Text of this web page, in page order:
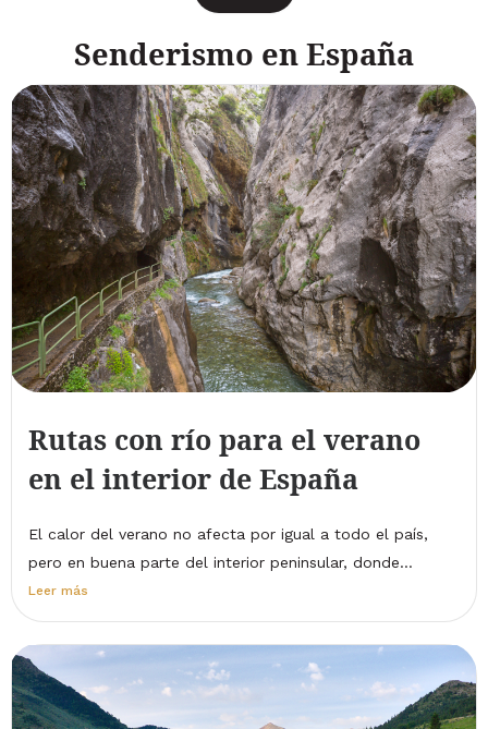
Senderismo en España
Rutas con río para el verano
en el interior de España
El calor del verano no afecta por igual a todo el país,
pero en buena parte del interior peninsular, donde...
Leer más